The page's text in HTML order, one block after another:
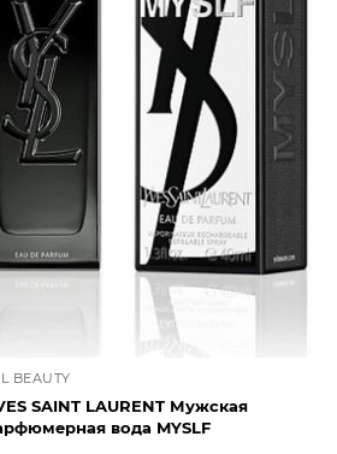
BEAUTY
SAINT LAURENT Мужская
вода MYSLF